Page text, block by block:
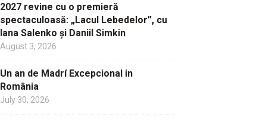
2027 revine cu o premieră
spectaculoasă: „Lacul Lebedelor”, cu
Iana Salenko și Daniil Simkin
August 3, 2026
Un an de Madrí Excepcional in
România
July 30, 2026